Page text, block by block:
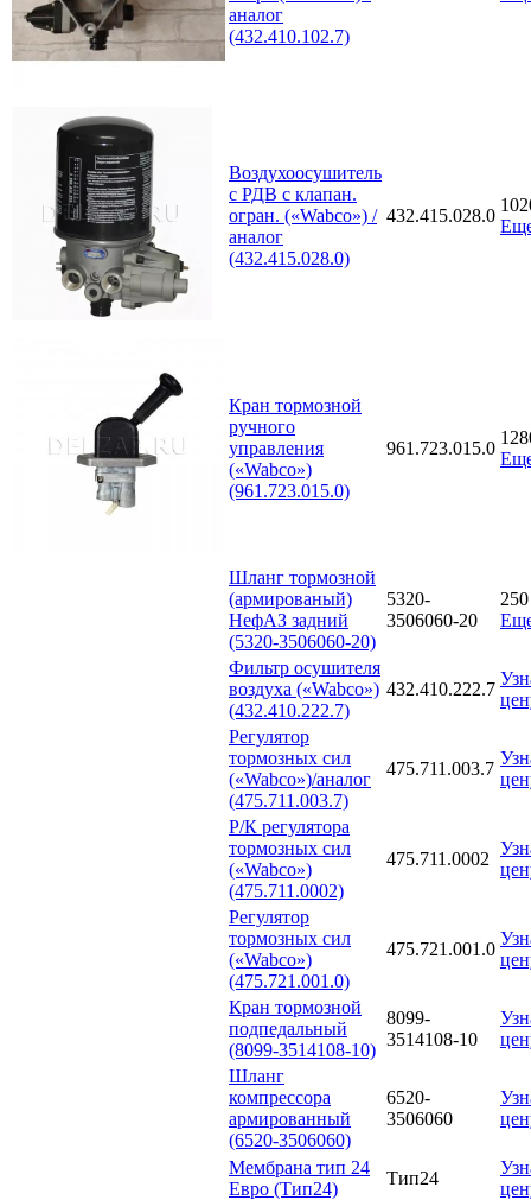
аналог
(432.410.102.7)
Воздухоосушитель
с РДВ с клапан.
огран. («Wabco») /
аналог
(432.415.028.0)
432.415.028.0
Кран тормозной
ручного
управления
(«Wabco»)
(961.723.015.0)
961.723.015.0
Шланг тормозной
(армированый)
НефАЗ задний
(5320-3506060-20)
5320-
3506060-20
Фильтр осушителя
воздуха («Wabco»)
(432.410.222.7)
432.410.222.7
Регулятор
тормозных сил
(«Wabco»)/аналог
(475.711.003.7)
475.711.003.7
Р/К регулятора
тормозных сил
(«Wabco»)
(475.711.0002)
475.711.0002
Регулятор
тормозных сил
(«Wabco»)
(475.721.001.0)
475.721.001.0
Кран тормозной
подпедальный
(8099-3514108-10)
8099-
3514108-10
Шланг
компрессора
армированный
(6520-3506060)
6520-
3506060
Мембрана тип 24
Евро (Тип24)
Тип24